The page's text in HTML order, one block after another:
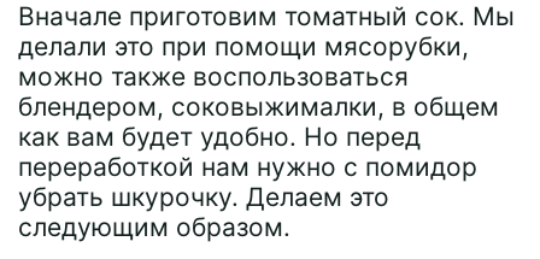
Вначале приготовим томатный сок. Мы
делали это при помощи мясорубки,
можно также воспользоваться
блендером, соковыжималки, в общем
как вам будет удобно. Но перед
переработкой нам нужно с помидор
убрать шкурочку. Делаем это
следующим образом.